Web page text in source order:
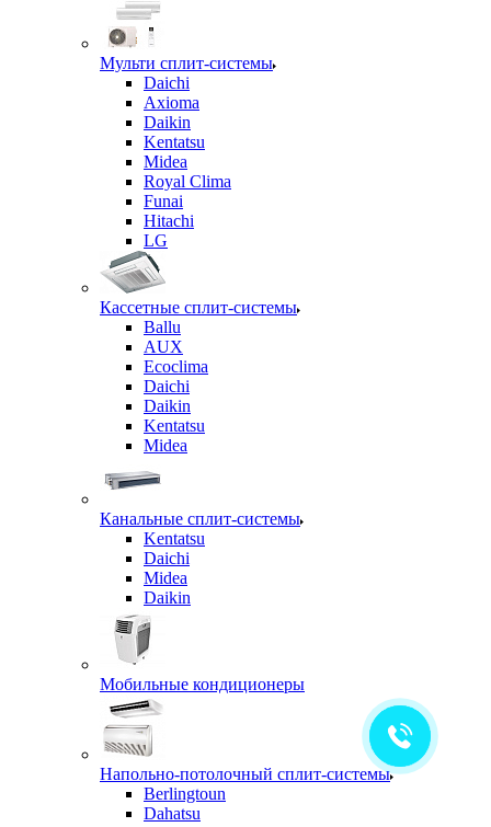
Мульти сплит-системы
Daichi
Axioma
Daikin
Kentatsu
Midea
Royal Clima
Funai
Hitachi
LG
Кассетные сплит-системы
Ballu
AUX
Ecoclima
Daichi
Daikin
Kentatsu
Midea
Канальные сплит-системы
Kentatsu
Daichi
Midea
Daikin
Мобильные кондиционеры
Напольно-потолочный сплит-системы
Berlingtoun
Dahatsu